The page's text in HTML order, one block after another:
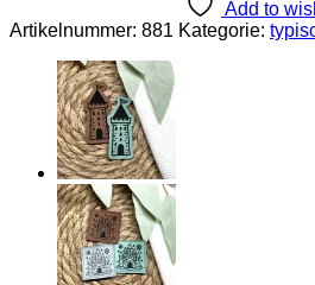
Add to
Artikelnummer: 881 Kategorie: